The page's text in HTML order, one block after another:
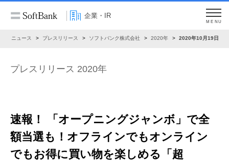
企業・IR
MENU
ニュース プレスリリース ソフトバンク株式会社 2020年 2020年10月19日
プレスリリース 2020年
速報！ 「オープニングジャンボ」で全
額当選も！ オフラインでもオンライン
でもお得に買い物を楽しめる「超